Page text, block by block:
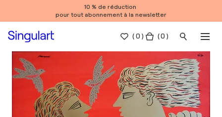
10 % de réduction
pour tout abonnement à la newsletter
(0 ) ( 0 )